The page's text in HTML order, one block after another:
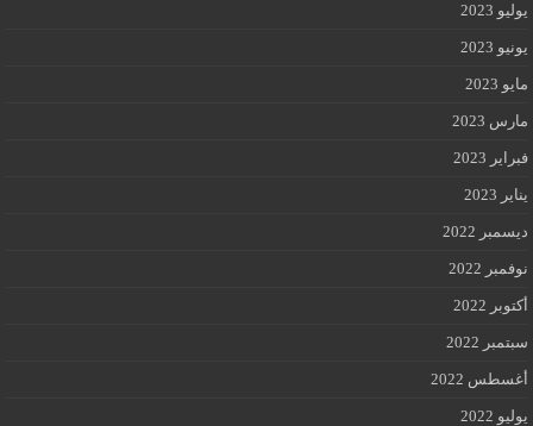
يوليو 2023
يونيو 2023
مايو 2023
مارس 2023
فبراير 2023
يناير 2023
ديسمبر 2022
نوفمبر 2022
أكتوبر 2022
سبتمبر 2022
أغسطس 2022
يوليو 2022